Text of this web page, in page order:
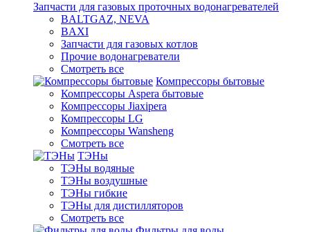
Запчасти для газовых проточных водонагревателей
BALTGAZ, NEVA
BAXI
Запчасти для газовых котлов
Прочие водонагреватели
Смотреть все
Компрессоры бытовые
Компрессоры Aspera бытовые
Компрессоры Jiaxipera
Компрессоры LG
Компрессоры Wansheng
Смотреть все
ТЭНы
ТЭНы водяные
ТЭНы воздушные
ТЭНы гибкие
ТЭНы для дистилляторов
Смотреть все